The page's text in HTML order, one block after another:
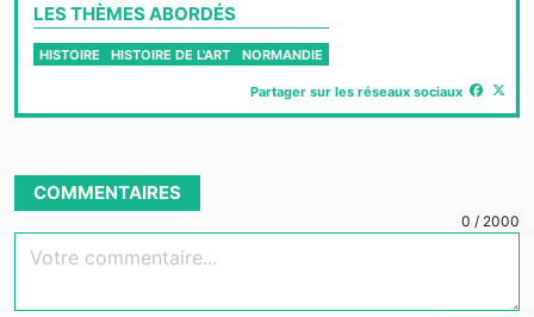
LES THÈMES ABORDÉS
HISTOIRE HISTOIRE DE L'ART NORMANDIE
Partager sur les réseaux sociaux
COMMENTAIRES
0 / 2000
Votre commentaire...